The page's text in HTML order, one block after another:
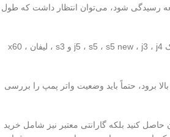
اگر به طور منظم و مناسب به این قطعه رسیدگی شود، می‌توان انتظار داشت که طول
در خودروهای چینی نظیر ام وی ام 110، 315، 530، 550، x33، تیگو 5، x22، تیگو 7 و تیگو 8 پرو یا آریزو 5، آریزو 6 و آریزو 8 ، کی ام سی j7, k7, kmc x5, kmc t8, kmc t9, kmc sr3 ، جک j5 ، s5 ، s5 new ، j3 ، j4 و s3 ، لیفان x60 ،
برود، حتماً باید وضعیت واتر پمپ را بررسی
کنید بلکه گارانتی معتبر نیز شامل خرید